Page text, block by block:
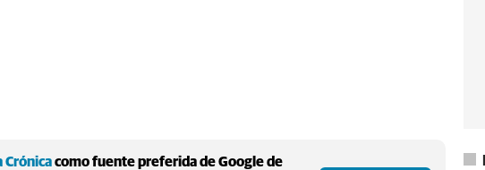
Crónicacomo fuente preferida de Google de